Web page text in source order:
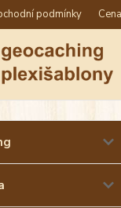
podmínky